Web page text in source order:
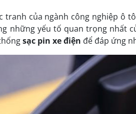
tranh của ngành công nghiệp ô
những yếu tố quan trọng nhất
sạc pin xe điện để đáp ứng